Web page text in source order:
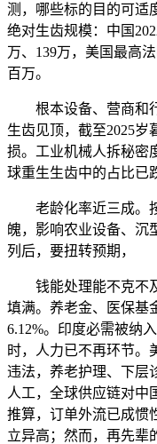
测，哪些标的目的可适
绝对生齿规模：中国
万、139万，美国最高
百万。
根本设备、营商和行
生齿见顶，截至2025
损。工业机械人拆秘密
球重生生齿中的占比已
老龄化率近三成。按
魄，影响农业设备、沉
列后，要扭转预期，
钱能处理能不克不及
填满。养老金、医保基
6.12%。印度必需被纳
时，人力已不再环节。
违法，养老护理、下层
人工，全球供应链对中
推算，订单外流已成惯
立异高；然而，再先辈